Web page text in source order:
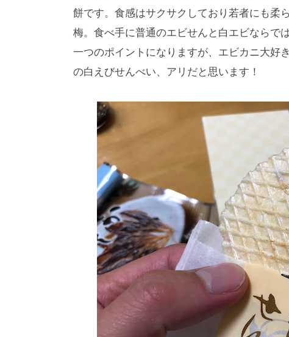
餅です。食感はサクサクしており若者にも柔
梅。食べ手に普通のエビせんと白エビならで
一つのポイントになりますが、エビカニ大好
の白えびせんべい、アリだと思います！